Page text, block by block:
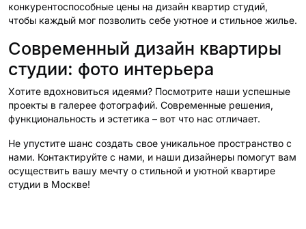
конкурентоспособные цены на дизайн квартир студий,
чтобы каждый мог позволить себе уютное и стильное жилье.
Современный дизайн квартиры
студии: фото интерьера
Хотите вдохновиться идеями? Посмотрите наши успешные
проекты в галерее фотографий. Современные решения,
функциональность и эстетика – вот что нас отличает.
Не упустите шанс создать свое уникальное пространство с
нами. Контактируйте с нами, и наши дизайнеры помогут вам
осуществить вашу мечту о стильной и уютной квартире
студии в Москве!